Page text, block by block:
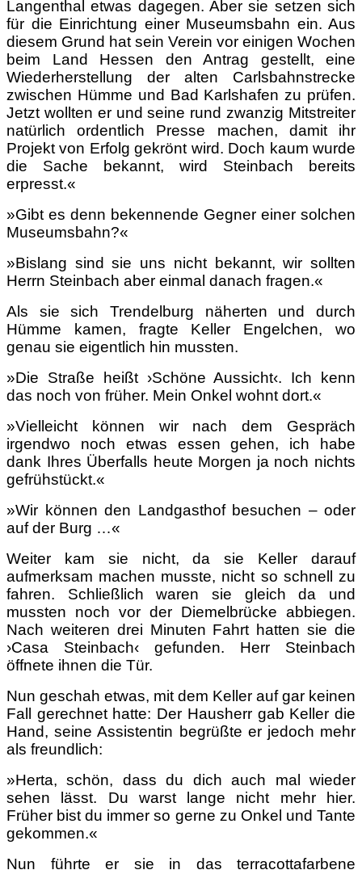
Langenthal etwas dagegen. Aber sie setzen sich
für die Einrichtung einer Museumsbahn ein. Aus
diesem Grund hat sein Verein vor einigen Wochen
beim Land Hessen den Antrag gestellt, eine
Wiederherstellung der alten Carlsbahnstrecke
zwischen Hümme und Bad Karlshafen zu prüfen.
Jetzt wollten er und seine rund zwanzig Mitstreiter
natürlich ordentlich Presse machen, damit ihr
Projekt von Erfolg gekrönt wird. Doch kaum wurde
die Sache bekannt, wird Steinbach bereits
erpresst.«
»Gibt es denn bekennende Gegner einer solchen
Museumsbahn?«
»Bislang sind sie uns nicht bekannt, wir sollten
Herrn Steinbach aber einmal danach fragen.«
Als sie sich Trendelburg näherten und durch
Hümme kamen, fragte Keller Engelchen, wo
genau sie eigentlich hin mussten.
»Die Straße heißt ›Schöne Aussicht‹. Ich kenn
das noch von früher. Mein Onkel wohnt dort.«
»Vielleicht können wir nach dem Gespräch
irgendwo noch etwas essen gehen, ich habe
dank Ihres Überfalls heute Morgen ja noch nichts
gefrühstückt.«
»Wir können den Landgasthof besuchen – oder
auf der Burg …«
Weiter kam sie nicht, da sie Keller darauf
aufmerksam machen musste, nicht so schnell zu
fahren. Schließlich waren sie gleich da und
mussten noch vor der Diemelbrücke abbiegen.
Nach weiteren drei Minuten Fahrt hatten sie die
›Casa Steinbach‹ gefunden. Herr Steinbach
öffnete ihnen die Tür.
Nun geschah etwas, mit dem Keller auf gar keinen
Fall gerechnet hatte: Der Hausherr gab Keller die
Hand, seine Assistentin begrüßte er jedoch mehr
als freundlich:
»Herta, schön, dass du dich auch mal wieder
sehen lässt. Du warst lange nicht mehr hier.
Früher bist du immer so gerne zu Onkel und Tante
gekommen.«
Nun führte er sie in das terracottafarbene